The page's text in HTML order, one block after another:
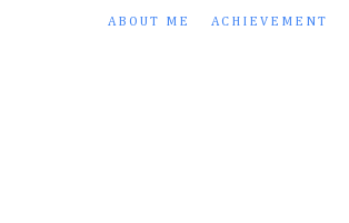
ABOUT ME ACHIEVEMENT